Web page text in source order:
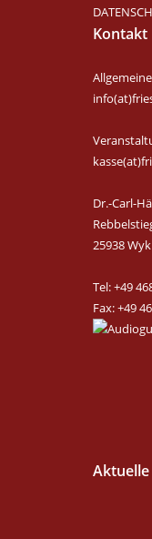
Kontakt
Dr.-Carl-
25938
Tel: +49
Fax: +49